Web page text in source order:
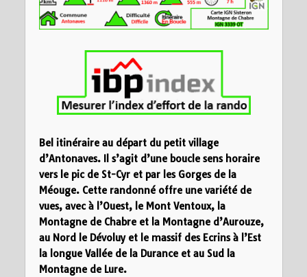
Insérez votre description formatée ici
1200
10 15
Distance (km)
Nom:Pic de St-
reco
Distance:
Altitude minimum:
Bel itinéraire au départ du petit village
d’Antonaves. Il s’agit d’une boucle sens horaire
vers le pic de St-Cyr et par les Gorges de la
Méouge. Cette randonné offre une variété de
vues, avec à l’Ouest, le Mont Ventoux, la
Montagne de Chabre et la Montagne d’Aurouze,
au Nord le Dévoluy et le massif des Ecrins à l’Est
la longue Vallée de la Durance et au Sud la
Montagne de Lure.